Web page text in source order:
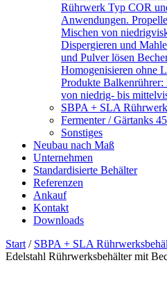
Rührwerk Typ COR
Anwendungen.
Mischen von
Dispergieren und
und Pulver lösen
Homogenisieren ohne
Produkte
von niedrig- bis
SBPA + SLA
Fermenter / Gärtanks
Sonstiges
Neubau nach Maß
Unternehmen
Standardisierte Behälter
Referenzen
Ankauf
Kontakt
Downloads
Start / SBPA + SLA
Edelstahl Rührwerksbehälter mit